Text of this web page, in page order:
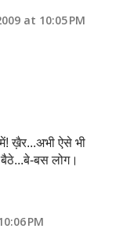
at 10:05 PM
ख़ैर...अभी ऐसे भी
बस लोग।
PM